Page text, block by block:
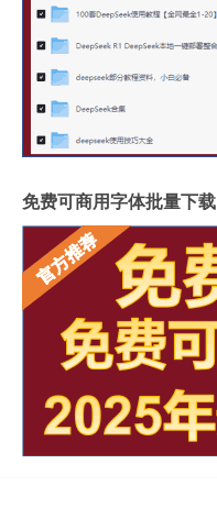
免费可商用字体批量下载